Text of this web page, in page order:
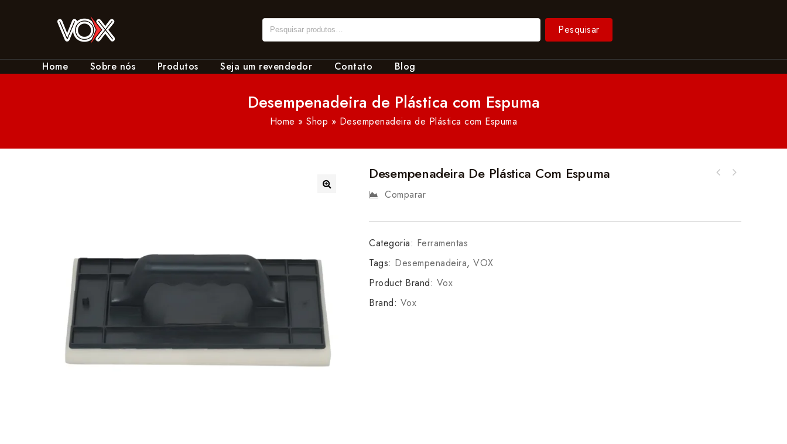
Pesquisar
Home Sobre nós Produtos Seja um revendedor Contato Blog
Desempenadeira de Plástica com Espuma
Home »Shop » Desempenadeira de Plástica com Espuma
Desempenadeira De Plástica Com Espuma
Comparar
Categoria: Ferramentas
Tags: Desempenadeira, VOX
Product Brand: Vox
Brand: Vox